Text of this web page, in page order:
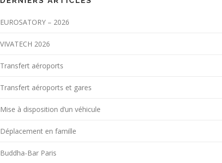
EUROSATORY – 2026
VIVATECH 2026
Transfert aéroports
Transfert aéroports et gares
Mise à disposition d’un véhicule
Déplacement en famille
Buddha-Bar Paris